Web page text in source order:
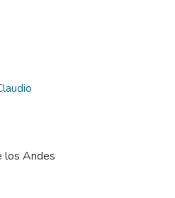
los Andes